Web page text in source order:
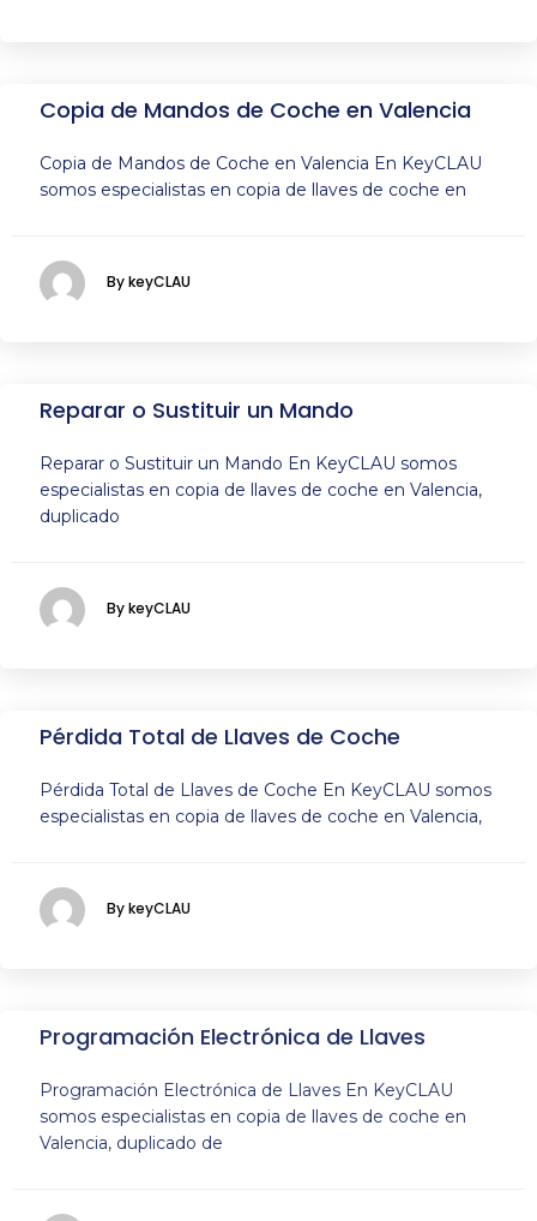
Copia de Mandos de Coche en Valencia
Copia de Mandos de Coche en Valencia En KeyCLAU
somos especialistas en copia de llaves de coche en
By keyCLAU
Reparar o Sustituir un Mando
Reparar o Sustituir un Mando En KeyCLAU somos
especialistas en copia de llaves de coche en Valencia,
duplicado
By keyCLAU
Pérdida Total de Llaves de Coche
Pérdida Total de Llaves de Coche En KeyCLAU somos
especialistas en copia de llaves de coche en Valencia,
By keyCLAU
Programación Electrónica de Llaves
Programación Electrónica de Llaves En KeyCLAU
somos especialistas en copia de llaves de coche en
Valencia, duplicado de